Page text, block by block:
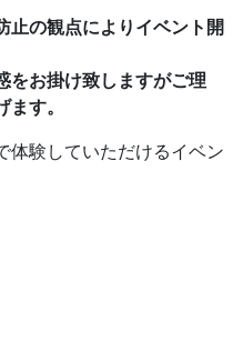
止の観点によりイベント開
をお掛け致しますがご理
す。
体験していただけるイベン